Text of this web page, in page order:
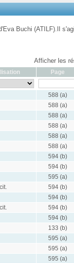
Buchi (ATILF).Il
Afficher les
Page
588 (a)
588 (a)
588 (a)
588 (a)
588 (a)
588 (a)
594 (b)
594 (b)
595 (a)
594 (b)
594 (b)
594 (b)
594 (b)
133 (b)
595 (a)
595 (a)
595 (a)